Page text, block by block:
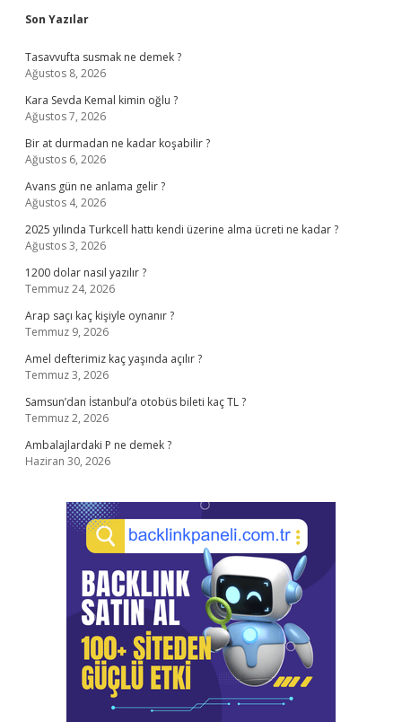
Sidebar
Son Yazılar
Tasavvufta susmak ne demek ?
Ağustos 8, 2026
Kara Sevda Kemal kimin oğlu ?
Ağustos 7, 2026
Bir at durmadan ne kadar koşabilir ?
Ağustos 6, 2026
Avans gün ne anlama gelir ?
Ağustos 4, 2026
2025 yılında Turkcell hattı kendi üzerine alma ücreti ne kadar ?
Ağustos 3, 2026
1200 dolar nasıl yazılır ?
Temmuz 24, 2026
Arap saçı kaç kişiyle oynanır ?
Temmuz 9, 2026
Amel defterimiz kaç yaşında açılır ?
Temmuz 3, 2026
Samsun’dan İstanbul’a otobüs bileti kaç TL ?
Temmuz 2, 2026
Ambalajlardaki P ne demek ?
Haziran 30, 2026